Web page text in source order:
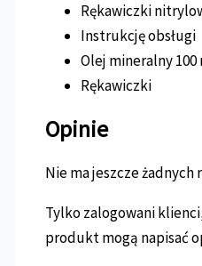
Rękawiczki
Instrukcję obsługi
Olej mineralny 100
Rękawiczki
Opinie
Nie ma jeszcze żadnych
Tylko zalogowani
produkt mogą napisać